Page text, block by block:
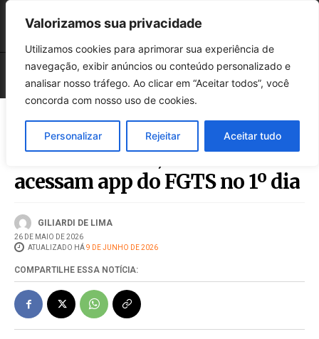
Valorizamos sua privacidade
Utilizamos cookies para aprimorar sua experiência de
navegação, exibir anúncios ou conteúdo personalizado e
analisar nosso tráfego. Ao clicar em “Aceitar todos”, você
concorda com nosso uso de cookies.
Personalizar Rejeitar Aceitar tudo
Desenrola 2.0: 1,4 milhão
acessam app do FGTS no 1º dia
GILIARDI DE LIMA
26 DE MAIO DE 2026
ATUALIZADO HÁ9 DE JUNHO DE 2026
COMPARTILHE ESSA NOTÍCIA: